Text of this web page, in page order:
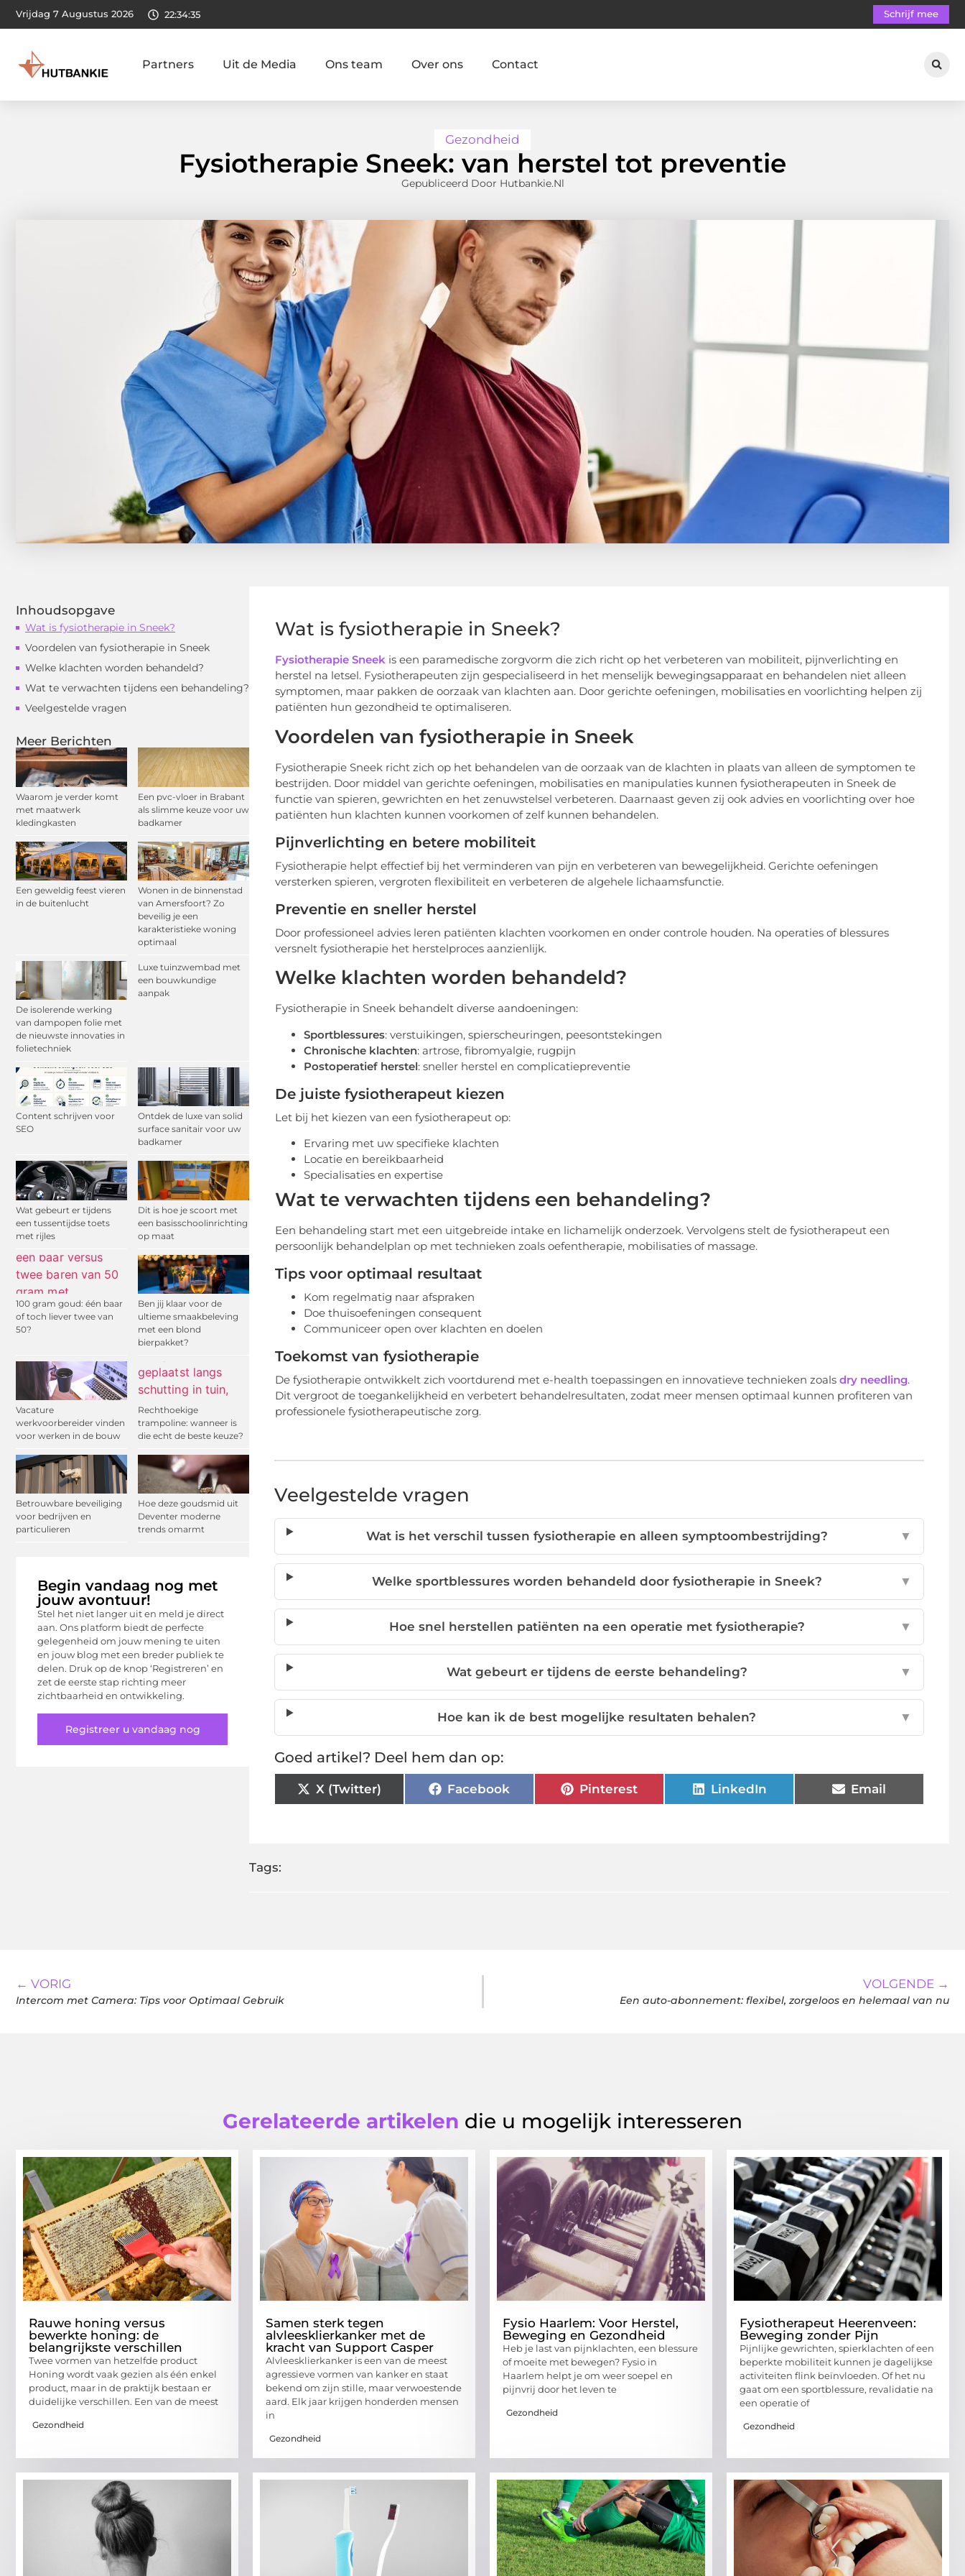
Vrijdag 7 Augustus 2026 22:34:36 Schrijf mee
Partners Uit de Media Ons team Over ons Contact
Gezondheid
Fysiotherapie Sneek: van herstel tot preventie
Gepubliceerd Door Hutbankie.nl
Inhoudsopgave
Wat is fysiotherapie in Sneek?
Voordelen van fysiotherapie in Sneek
Welke klachten worden behandeld?
Wat te verwachten tijdens een behandeling?
Veelgestelde vragen
Meer Berichten
Waarom je verder komt
met maatwerk
kledingkasten
Een pvc-vloer in Brabant
als slimme keuze voor uw
badkamer
Een geweldig feest vieren
in de buitenlucht
Wonen in de binnenstad
van Amersfoort? Zo
beveilig je een
karakteristieke woning
optimaal
De isolerende werking
van dampopen folie met
de nieuwste innovaties in
folietechniek
Luxe tuinzwembad met
een bouwkundige
aanpak
Content schrijven voor
SEO
Ontdek de luxe van solid
surface sanitair voor uw
badkamer
Wat gebeurt er tijdens
een tussentijdse toets
met rijles
Dit is hoe je scoort met
een basisschoolinrichting
op maat
100 gram goud: één baar
of toch liever twee van
50?
Ben jij klaar voor de
ultieme smaakbeleving
met een blond
bierpakket?
Vacature
werkvoorbereider vinden
voor werken in de bouw
Rechthoekige
trampoline: wanneer is
die echt de beste keuze?
Betrouwbare beveiliging
voor bedrijven en
particulieren
Hoe deze goudsmid uit
Deventer moderne
trends omarmt
Begin vandaag nog met
jouw avontuur!
Stel het niet langer uit en meld je direct
aan. Ons platform biedt de perfecte
gelegenheid om jouw mening te uiten
en jouw blog met een breder publiek te
delen. Druk op de knop ‘Registreren’ en
zet de eerste stap richting meer
zichtbaarheid en ontwikkeling.
Registreer u vandaag nog
Wat is fysiotherapie in Sneek?
Fysiotherapie Sneek is een paramedische zorgvorm die zich richt op het verbeteren van mobiliteit, pijnverlichting en
herstel na letsel. Fysiotherapeuten zijn gespecialiseerd in het menselijk bewegingsapparaat en behandelen niet alleen
symptomen, maar pakken de oorzaak van klachten aan. Door gerichte oefeningen, mobilisaties en voorlichting helpen zij
patiënten hun gezondheid te optimaliseren.
Voordelen van fysiotherapie in Sneek
Fysiotherapie Sneek richt zich op het behandelen van de oorzaak van de klachten in plaats van alleen de symptomen te
bestrijden. Door middel van gerichte oefeningen, mobilisaties en manipulaties kunnen fysiotherapeuten in Sneek de
functie van spieren, gewrichten en het zenuwstelsel verbeteren. Daarnaast geven zij ook advies en voorlichting over hoe
patiënten hun klachten kunnen voorkomen of zelf kunnen behandelen.
Pijnverlichting en betere mobiliteit
Fysiotherapie helpt effectief bij het verminderen van pijn en verbeteren van bewegelijkheid. Gerichte oefeningen
versterken spieren, vergroten flexibiliteit en verbeteren de algehele lichaamsfunctie.
Preventie en sneller herstel
Door professioneel advies leren patiënten klachten voorkomen en onder controle houden. Na operaties of blessures
versnelt fysiotherapie het herstelproces aanzienlijk.
Welke klachten worden behandeld?
Fysiotherapie in Sneek behandelt diverse aandoeningen:
Sportblessures: verstuikingen, spierscheuringen, peesontstekingen
Chronische klachten: artrose, fibromyalgie, rugpijn
Postoperatief herstel: sneller herstel en complicatiepreventie
De juiste fysiotherapeut kiezen
Let bij het kiezen van een fysiotherapeut op:
Ervaring met uw specifieke klachten
Locatie en bereikbaarheid
Specialisaties en expertise
Wat te verwachten tijdens een behandeling?
Een behandeling start met een uitgebreide intake en lichamelijk onderzoek. Vervolgens stelt de fysiotherapeut een
persoonlijk behandelplan op met technieken zoals oefentherapie, mobilisaties of massage.
Tips voor optimaal resultaat
Kom regelmatig naar afspraken
Doe thuisoefeningen consequent
Communiceer open over klachten en doelen
Toekomst van fysiotherapie
De fysiotherapie ontwikkelt zich voortdurend met e-health toepassingen en innovatieve technieken zoals dry needling.
Dit vergroot de toegankelijkheid en verbetert behandelresultaten, zodat meer mensen optimaal kunnen profiteren van
professionele fysiotherapeutische zorg.
Veelgestelde vragen
Wat is het verschil tussen fysiotherapie en alleen symptoombestrijding? ▼
Welke sportblessures worden behandeld door fysiotherapie in Sneek? ▼
Hoe snel herstellen patiënten na een operatie met fysiotherapie? ▼
Wat gebeurt er tijdens de eerste behandeling? ▼
Hoe kan ik de best mogelijke resultaten behalen? ▼
Goed artikel? Deel hem dan op:
X (Twitter) Facebook Pinterest LinkedIn Email
Tags:
← VORIG
Intercom met Camera: Tips voor Optimaal Gebruik
VOLGENDE →
Een auto-abonnement: flexibel, zorgeloos en helemaal van nu
Gerelateerde artikelen die u mogelijk interesseren
Rauwe honing versus
bewerkte honing: de
belangrijkste verschillen
Twee vormen van hetzelfde product
Honing wordt vaak gezien als één enkel
product, maar in de praktijk bestaan er
duidelijke verschillen. Een van de meest
Gezondheid
Samen sterk tegen
alvleesklierkanker met de
kracht van Support Casper
Alvleesklierkanker is een van de meest
agressieve vormen van kanker en staat
bekend om zijn stille, maar verwoestende
aard. Elk jaar krijgen honderden mensen
in
Gezondheid
Fysio Haarlem: Voor Herstel,
Beweging en Gezondheid
Heb je last van pijnklachten, een blessure
of moeite met bewegen? Fysio in
Haarlem helpt je om weer soepel en
pijnvrij door het leven te
Gezondheid
Fysiotherapeut Heerenveen:
Beweging zonder Pijn
Pijnlijke gewrichten, spierklachten of een
beperkte mobiliteit kunnen je dagelijkse
activiteiten flink beïnvloeden. Of het nu
gaat om een sportblessure, revalidatie na
een operatie of
Gezondheid